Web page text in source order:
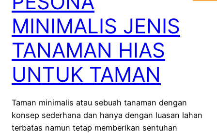
MINIMALIS JENIS
TANAMAN HIAS
UNTUK TAMAN
Taman minimalis atau sebuah tanaman dengan
konsep sederhana dan hanya dengan luasan lahan
terbatas namun tetap memberikan sentuhan